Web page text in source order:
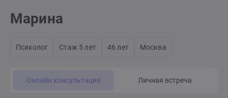
Марина
Психолог Стаж 5 лет 46 лет Москва
Онлайн консультация Личная встреча